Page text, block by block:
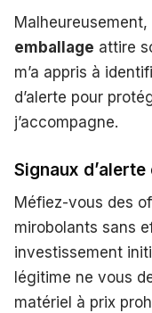
emballage attire
m’a appris à
d’alerte pour
j’accompagne.
Signaux
Méfiez-vous des
mirobolants sans
investissement
légitime ne vous
matériel à prix